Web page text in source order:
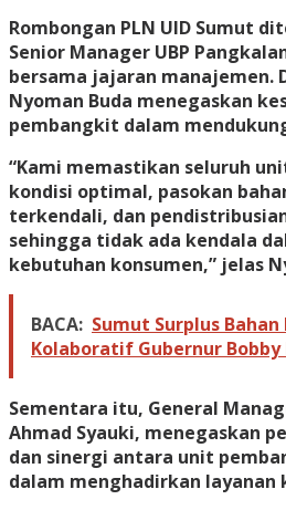
Rombongan PLN UID Sumut
Senior Manager UBP
bersama jajaran manajemen.
Nyoman Buda menegaskan
pembangkit dalam
“Kami memastikan seluruh
kondisi optimal, pasokan
terkendali, dan
sehingga tidak ada kendala
kebutuhan konsumen,” jelas
BACA: Sumut Surplus
Kolaboratif Gubernur
Sementara itu, General
Ahmad Syauki, menegaskan
dan sinergi antara unit
dalam menghadirkan